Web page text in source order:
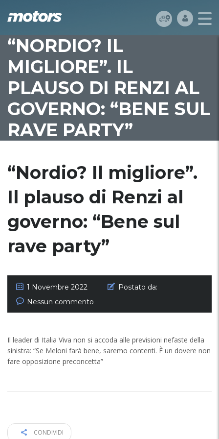
“NORDIO? IL
MIGLIORE”. IL
PLAUSO DI RENZI AL
GOVERNO: “BENE SUL
RAVE PARTY”
“Nordio? Il migliore”.
Il plauso di Renzi al
governo: “Bene sul
rave party”
1 Novembre 2022
Postato da:
Nessun commento
Il leader di Italia Viva non si accoda alle previsioni nefaste della
sinistra: “Se Meloni farà bene, saremo contenti. È un dovere non
fare opposizione preconcetta”
CONDIVIDI